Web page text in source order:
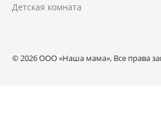
Детская комната
© 2026 ООО «Наша мама», Все права